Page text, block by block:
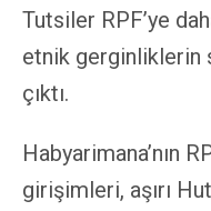
Tutsiler RPF’ye
etnik gerginliklerin
çıktı.
Habyarimana’nın
girişimleri, aşırı